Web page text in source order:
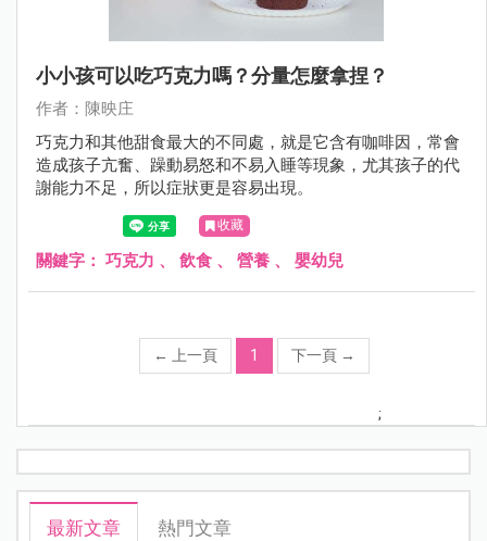
小小孩可以吃巧克力嗎？分量怎麼拿捏？
作者：陳映庄
巧克力和其他甜食最大的不同處，就是它含有咖啡因，常會
造成孩子亢奮、躁動易怒和不易入睡等現象，尤其孩子的代
謝能力不足，所以症狀更是容易出現。
收藏
關鍵字： 巧克力 、 飲食 、 營養 、 嬰幼兒
← 上一頁 1 下一頁 →
;
最新文章 熱門文章